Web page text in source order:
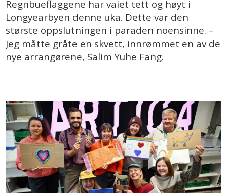
Regnbueflaggene har vaiet tett og høyt i
Longyearbyen denne uka. Dette var den
største oppslutningen i paraden noensinne. –
Jeg måtte gråte en skvett, innrømmet en av de
nye arrangørene, Salim Yuhe Fang.